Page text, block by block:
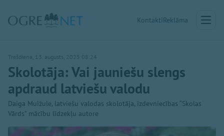
KontaktiReklāma
Trešdiena, 13. augusts, 2025 08:24
Skolotāja: Vai jauniešu slengs
apdraud latviešu valodu
Daiga Muižule, latviešu valodas skolotāja, izdevniecības “Skolas
Vārds” mācību līdzekļu autore